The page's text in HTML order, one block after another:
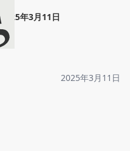
2025年3月11日
2025年3月11日